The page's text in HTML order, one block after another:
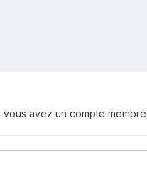
avez un compte membre,